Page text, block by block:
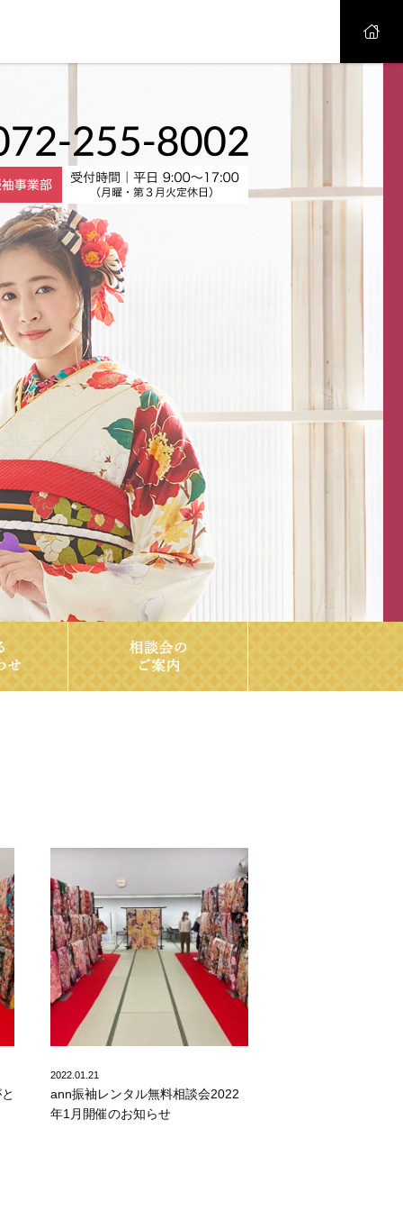
2022.01.21
ann振袖レンタル無料相談会2022
年1月開催のお知らせ